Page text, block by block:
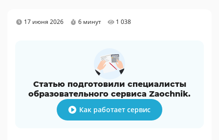
17 июня 2026 6 минут 1 038
Статью подготовили специалисты
образовательного сервиса Zaochnik.
Как работает сервис